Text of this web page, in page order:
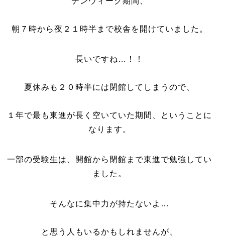
朝７時から夜２１時半まで校舎を開けていました。
長いですね…！！
夏休みも２０時半には閉館してしまうので、
１年で最も東進が長く空いていた期間、ということに
なります。
一部の受験生は、開館から閉館まで東進で勉強してい
ました。
そんなに集中力が持たないよ…
と思う人もいるかもしれませんが、